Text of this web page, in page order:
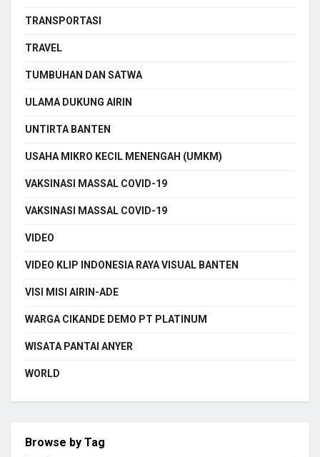
TRANSPORTASI
TRAVEL
TUMBUHAN DAN SATWA
ULAMA DUKUNG AIRIN
UNTIRTA BANTEN
USAHA MIKRO KECIL MENENGAH (UMKM)
VAKSINASI MASSAL COVID-19
VAKSINASI MASSAL COVID-19
VIDEO
VIDEO KLIP INDONESIA RAYA VISUAL BANTEN
VISI MISI AIRIN-ADE
WARGA CIKANDE DEMO PT PLATINUM
WISATA PANTAI ANYER
WORLD
Browse by Tag